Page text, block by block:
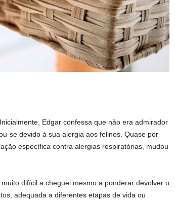
Edgar confessa que não era admirador
se devido à sua alergia aos felinos. Quase por
específica contra alergias respiratórias, mudou
difícil a cheguei mesmo a ponderar devolver o
adequada a diferentes etapas de vida ou